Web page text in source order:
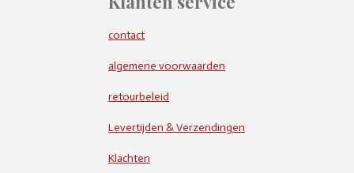
contact
algemene voorwaarden
retourbeleid
Levertijden & Verzendingen
Klachten